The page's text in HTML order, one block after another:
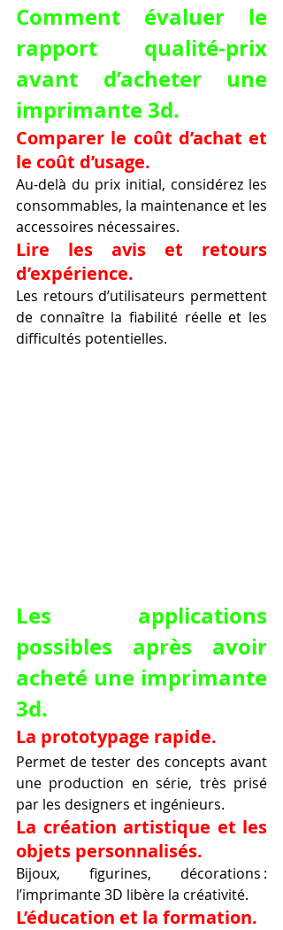
Comment évaluer le
rapport qualité-prix
avant d’acheter une
imprimante 3d.
Comparer le coût d’achat et
le coût d’usage.
Au-delà du prix initial, considérez les
consommables, la maintenance et les
accessoires nécessaires.
Lire les avis et retours
d’expérience.
Les retours d’utilisateurs permettent
de connaître la fiabilité réelle et les
difficultés potentielles.
Les applications
possibles après avoir
acheté une imprimante
3d.
La prototypage rapide.
Permet de tester des concepts avant
une production en série, très prisé
par les designers et ingénieurs.
La création artistique et les
objets personnalisés.
Bijoux, figurines, décorations :
l’imprimante 3D libère la créativité.
L’éducation et la formation.